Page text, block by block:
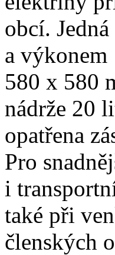
obcí.
a
580 x 580
nádrže 20
opatřena
Pro
i
také při
členských